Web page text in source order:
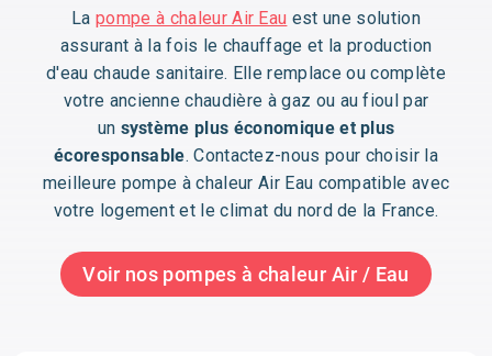
Lapompe à chaleur Air Eau est une solution
assurant à la fois le chauffage et la production
d'eau chaude sanitaire. Elle remplace ou complète
votre ancienne chaudière à gaz ou au fioul par
un système plus économique et plus
écoresponsable. Contactez-nous pour choisir la
meilleure pompe à chaleur Air Eau compatible avec
votre logement et le climat du nord de la France.
Voir nos pompes à chaleur Air / Eau